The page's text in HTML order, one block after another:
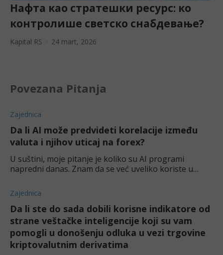
Нафта као стратешки ресурс: ко
контролише светско снабдевање?
Kapital RS 24 mart, 2026
Povezana Pitanja
Zajednica
Da li AI može predvideti korelacije između
valuta i njihov uticaj na forex?
U suštini, moje pitanje je koliko su AI programi
napredni danas. Znam da se već uveliko koriste u
Da li AI programi mogu precizno predvidet
Zajednica
Da li ste do sada dobili korisne indikatore od
strane veštačke inteligencije koji su vam
pomogli u donošenju odluka u vezi trgovine
kriptovalutnim derivatima